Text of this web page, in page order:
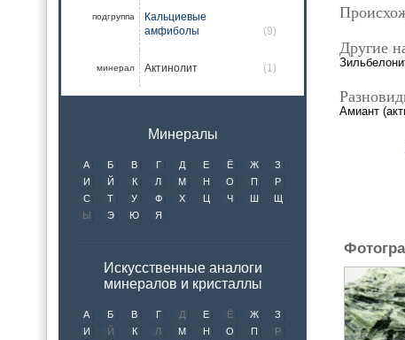
подгруппа
Кальциевые
амфиболы
(9)
минерал Актинолит (1)
Минералы
А Б В Г Д Е Ё Ж
З
И
Й К Л М Н О П
Р
С
Т У Ф Х Ц Ч Ш
Щ
Ы
Э Ю Я
Искусственные аналоги
минералов и кристаллы
А Б В Г Д Е Ё Ж
З
И
Й К Л М Н О П
Р
Другие
Амиант